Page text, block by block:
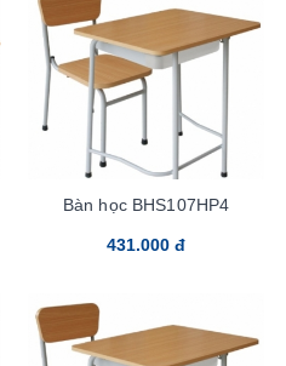
Bàn học BHS107HP4
431.000 đ